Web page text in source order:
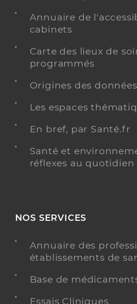
Annuaire de
cabinets
Carte des lieux de
programmés
Origines des
Les espaces
En bref, par Santé.fr
Santé et
réflexes au quotidien
NOS SERVICES
Annuaire des
établissements de
Base de
Essais Cliniques